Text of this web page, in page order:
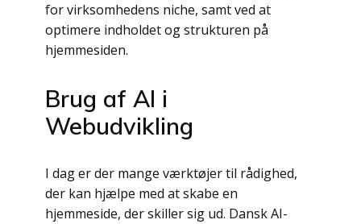
for virksomhedens niche, samt ved at
optimere indholdet og strukturen på
hjemmesiden.
Brug af AI i
Webudvikling
I dag er der mange værktøjer til rådighed,
der kan hjælpe med at skabe en
hjemmeside, der skiller sig ud. Dansk AI-